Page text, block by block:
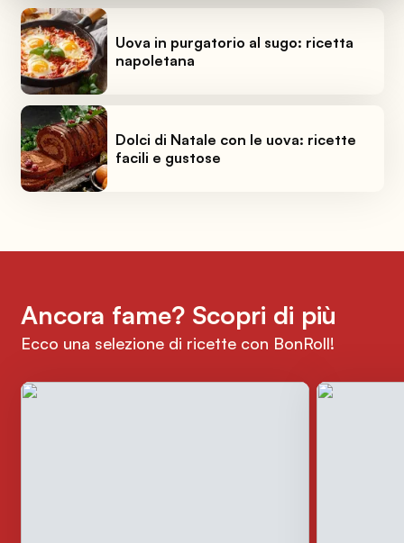
Uova in purgatorio al sugo: ricetta
napoletana
Dolci di Natale con le uova: ricette
facili e gustose
Ancora fame? Scopri di più
Ecco una selezione di ricette con BonRoll!